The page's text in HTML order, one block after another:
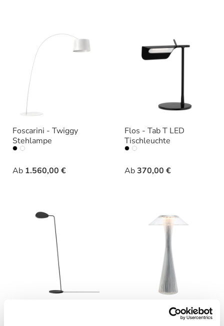
Foscarini - Twiggy
Stehlampe
Ab 1.560,00 €
Farbe
Flos - Tab T LED
Tischleuchte
Ab370,00 €
Varianten
Kartell - Space